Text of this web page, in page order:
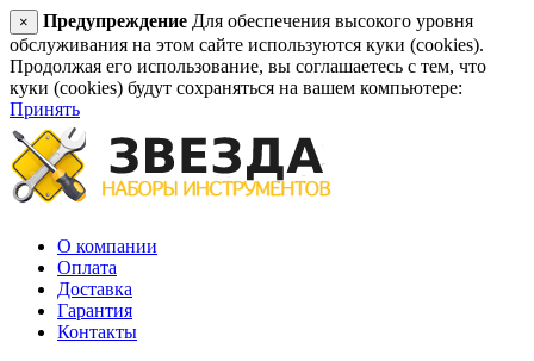
× Предупреждение Для обеспечения высокого уровня
обслуживания на этом сайте используются куки (cookies).
Продолжая его использование, вы соглашаетесь с тем, что
куки (cookies) будут сохраняться на вашем компьютере:
Принять
О компании
Оплата
Доставка
Гарантия
Контакты